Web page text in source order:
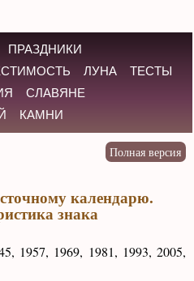
ПРАЗДНИКИ
ЛУНА
ТЕСТЫ
СЛАВЯНЕ
КАМНИ
календарю.
знака
1957, 1969, 1981, 1993, 2005,